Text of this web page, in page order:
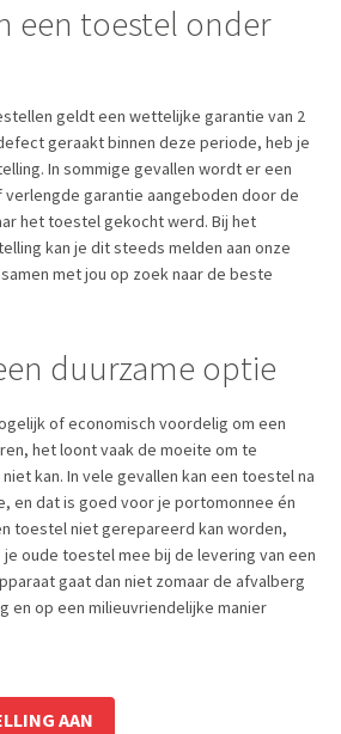
een toestel onder
geldt een wettelijke garantie van 2
geraakt binnen deze periode, heb je
In sommige gevallen wordt er een
garantie aangeboden door de
het toestel gekocht werd. Bij het
kan je dit steeds melden aan onze
met jou op zoek naar de beste
duurzame optie
of economisch voordelig om een
het loont vaak de moeite om te
kan. In vele gevallen kan een toestel na
en dat is goed voor je portomonnee én
toestel niet gerepareerd kan worden,
oude toestel mee bij de levering van een
gaat dan niet zomaar de afvalberg
en op een milieuvriendelijke manier
AAN